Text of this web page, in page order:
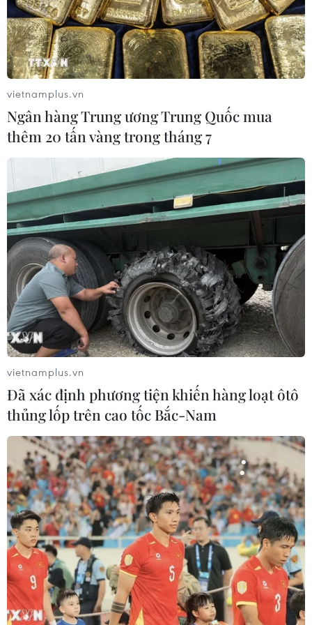
Tuyển sinh lớp 10: Thí sinh
phải xác nhận nhập học
10/06/2019 08:46
Từ ngày 20 đến 22/6, các thí sinh ở Hà Nội phải thực
hiện thao tác xác nhận nhập học, đây là thủ tục bắt
buộc đối với tất cả các học sinh muốn được tiếp tục học
ở bậc cao hơn.
Thi THPT quốc gia 2019: Siết an ninh để
vietnamplus.vn
Ngân hàng Trung ương Trung Quốc mua
thêm 20 tấn vàng trong tháng 7
vietnamplus.vn
Đã xác định phương tiện khiến hàng loạt ôtô
thủng lốp trên cao tốc Bắc-Nam